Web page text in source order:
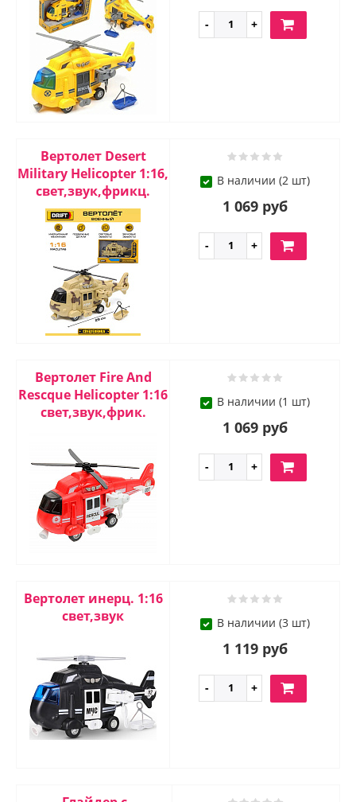
Вертолет Desert
Military Helicopter 1:16,
свет,звук,фрикц.
В наличии (2 шт)
1 069 руб
Вертолет Fire And
Rescque Helicopter 1:16
свет,звук,фрик.
В наличии (1 шт)
1 069 руб
Вертолет инерц. 1:16
свет,звук
В наличии (3 шт)
1 119 руб